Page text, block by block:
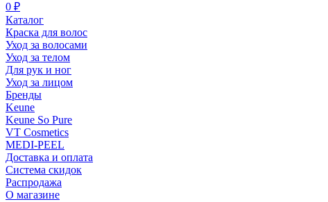
0 ₽
Каталог
Краска для волос
Уход за волосами
Уход за телом
Для рук и ног
Уход за лицом
Бренды
Keune
Keune So Pure
VT Cosmetics
MEDI-PEEL
Доставка и оплата
Система скидок
Распродажа
О магазине